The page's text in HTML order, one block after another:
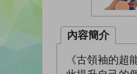
內容簡介
《古領袖的